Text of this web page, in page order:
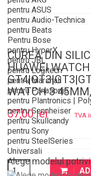
pentru ASUS
pentru Audio-Technica
pentru Beats
Pentru Bose
pentru HyperX
pentru JBL
pentru Logitech
pentru Marshall
pentru Panasonic
pentru Plantronics |
pentru Sennheiser
pentru Skullcandy
pentru Sony
pentru SteelSeries
Universali
Alege modelul
CUREA DIN
HUAWEI
WATCH 3
37,00 lei
TVA